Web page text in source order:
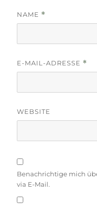
NAME *
E-MAIL-ADRESSE *
WEBSITE
Benachrichtige mich
via E-Mail.